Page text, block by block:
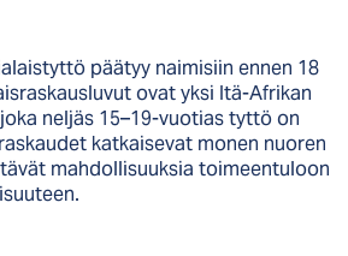
päätyy naimisiin ennen 18
ovat yksi Itä-Afrikan
neljäs 15–19-vuotias tyttö on
katkaisevat monen nuoren
mahdollisuuksia toimeentuloon